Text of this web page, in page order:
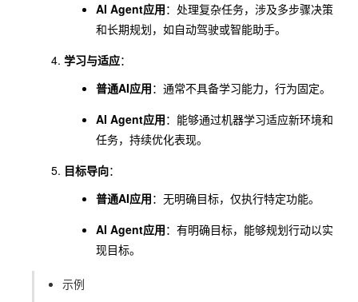
AI Agent应用：处理复杂任务，涉及多步骤决策
和长期规划，如自动驾驶或智能助手。
学习与适应：
普通AI应用：通常不具备学习能力，行为固定。
AI Agent应用：能够通过机器学习适应新环境和
任务，持续优化表现。
目标导向：
普通AI应用：无明确目标，仅执行特定功能。
AI Agent应用：有明确目标，能够规划行动以实
现目标。
示例